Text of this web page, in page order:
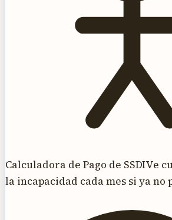
Calculadora de Pago de SSDIVe
la incapacidad cada mes si ya no